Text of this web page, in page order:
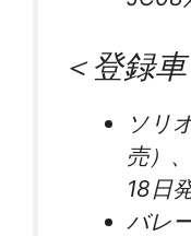
＜登録
ソリ
売）
18日
バレ